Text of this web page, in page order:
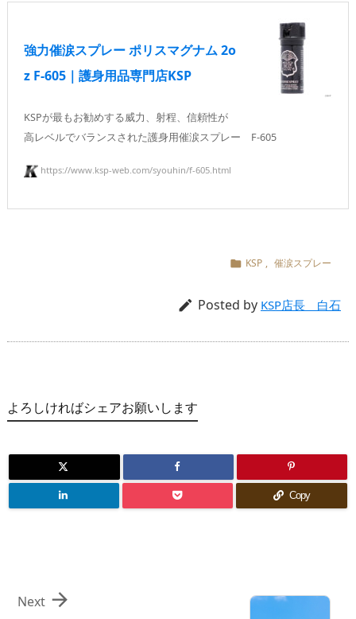
強力催涙スプレー ポリスマグナム 2o
z F-605｜護身用品専門店KSP
KSPが最もお勧めする威力、射程、信頼性が
高レベルでバランスされた護身用催涙スプレー F-605
https://www.ksp-web.com/syouhin/f-605.html
 KSP , 催涙スプレー
 Posted by KSP店長 白石
よろしければシェアお願いします
Copy

Next